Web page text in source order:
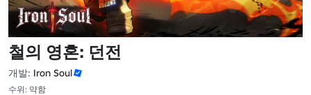
철의 영혼: 던전
개발: Iron Soul
수위: 약함